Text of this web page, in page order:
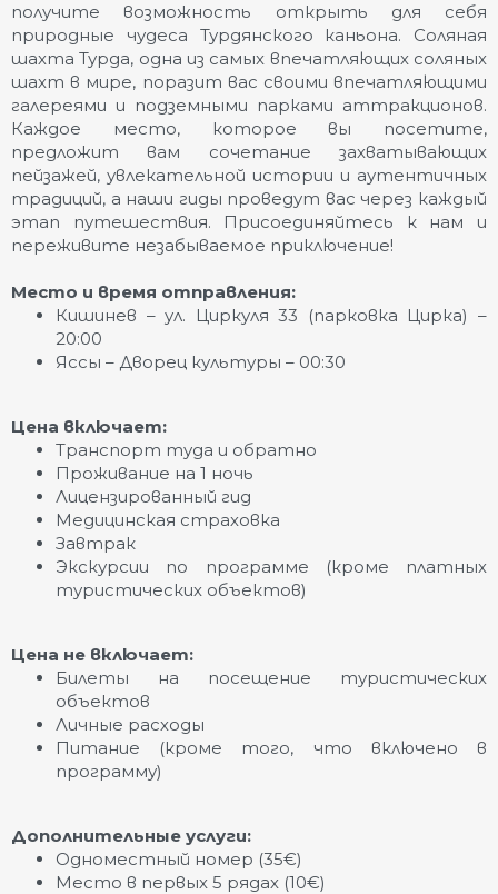
получите возможность открыть для себя
природные чудеса Турдянского каньона. Соляная
шахта Турда, одна из самых впечатляющих соляных
шахт в мире, поразит вас своими впечатляющими
галереями и подземными парками аттракционов.
Каждое место, которое вы посетите,
предложит вам сочетание захватывающих
пейзажей, увлекательной истории и аутентичных
традиций, а наши гиды проведут вас через каждый
этап путешествия. Присоединяйтесь к нам и
переживите незабываемое приключение!
Место и время отправления:
Кишинев – ул. Циркуля 33 (парковка Цирка) –
20:00
Яссы – Дворец культуры – 00:30
Цена включает:
Транспорт туда и обратно
Проживание на 1 ночь
Лицензированный гид
Медицинская страховка
Завтрак
Экскурсии по программе (кроме платных
туристических объектов)
Цена не включает:
Билеты на посещение туристических
объектов
Личные расходы
Питание (кроме того, что включено в
программу)
Дополнительные услуги:
Одноместный номер (35€)
Место в первых 5 рядах (10€)